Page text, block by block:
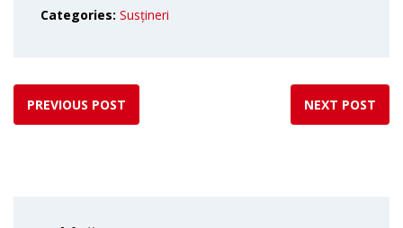
Categories: Susțineri
PREVIOUS POST NEXT POST